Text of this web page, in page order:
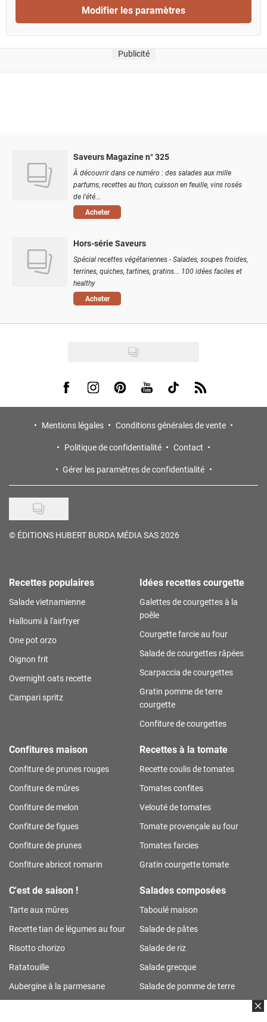
Modifier les paramètres
Publicité
Saveurs Magazine n° 325
À découvrir dans ce numéro : des salades aux mille
parfums, recettes au thon, cuisson en feuille, vins rosés
de l'été...
Acheter
Hors-série Saveurs
Spécial recettes végétariennes - Salades, soupes froides,
terrines, quiches, tartines, gratins... 100 idées faciles et
healthy
Acheter
Visit us on Facebook
Visit us on Instagram
Visit us on Pinterest
Visit us on Youtube
Visit us on Tiktok
Visit us on Rss
Mentions légales
Conditions générales de vente
Politique de confidentialité
Contact
Gérer les paramètres de confidentialité
© ÉDITIONS HUBERT BURDA MÉDIA SAS 2026
Recettes populaires
Salade vietnamienne
Halloumi à l'airfryer
One pot orzo
Oignon frit
Overnight oats recette
Campari spritz
Idées recettes courgette
Galettes de courgettes à la
poêle
Courgette farcie au four
Salade de courgettes râpées
Scarpaccia de courgettes
Gratin pomme de terre
courgette
Confiture de courgettes
Confitures maison
Confiture de prunes rouges
Confiture de mûres
Confiture de melon
Confiture de figues
Confiture de prunes
Confiture abricot romarin
Recettes à la tomate
Recette coulis de tomates
Tomates confites
Velouté de tomates
Tomate provençale au four
Tomates farcies
Gratin courgette tomate
C'est de saison !
Tarte aux mûres
Recette tian de légumes au four
Risotto chorizo
Ratatouille
Aubergine à la parmesane
Salades composées
Taboulé maison
Salade de pâtes
Salade de riz
Salade grecque
Salade de pomme de terre